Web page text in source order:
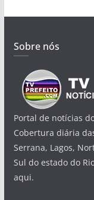
Sobre nós
Portal de notícias
Cobertura diária
Serrana, Lagos,
Sul do estado do
aqui.